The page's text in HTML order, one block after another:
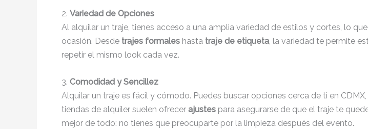
2. Variedad de Opciones
Al alquilar un traje, tienes acceso a una amplia variedad de estilos y cortes, lo
ocasión. Desde trajes formales hasta traje de etiqueta, la variedad te permite
repetir el mismo look cada vez.
3. Comodidad y Sencillez
Alquilar un traje es fácil y cómodo. Puedes buscar opciones cerca de ti en
tiendas de alquiler suelen ofrecer ajustes para asegurarse de que el traje te
mejor de todo: no tienes que preocuparte por la limpieza después del evento.